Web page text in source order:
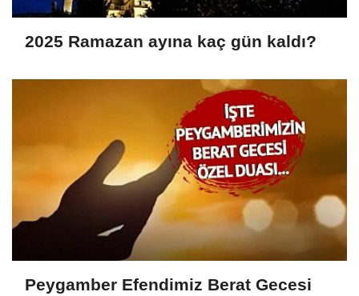
2025 Ramazan ayına kaç gün kaldı?
Peygamber Efendimiz Berat Gecesi